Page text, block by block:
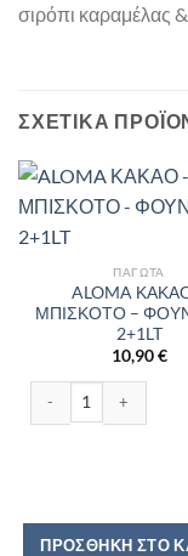
σιρόπι καραμέλας
ΣΧΕΤΙΚΆ
ΠΑΓΩΤΆ
ALOMA
ΜΠΙΣΚΟΤΟ –
2+1LT
10,90€
ΠΡΟΣΘΉΚΗ ΣΤΟ